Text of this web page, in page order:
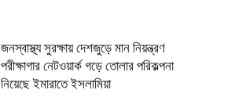
জনস্বাস্থ্য সুরক্ষায় দেশজুড়ে মান নিয়ন্ত্রণ
পরীক্ষাগার নেটওয়ার্ক গড়ে তোলার পরিকল্পনা
নিয়েছে ইমারাতে ইসলামিয়া